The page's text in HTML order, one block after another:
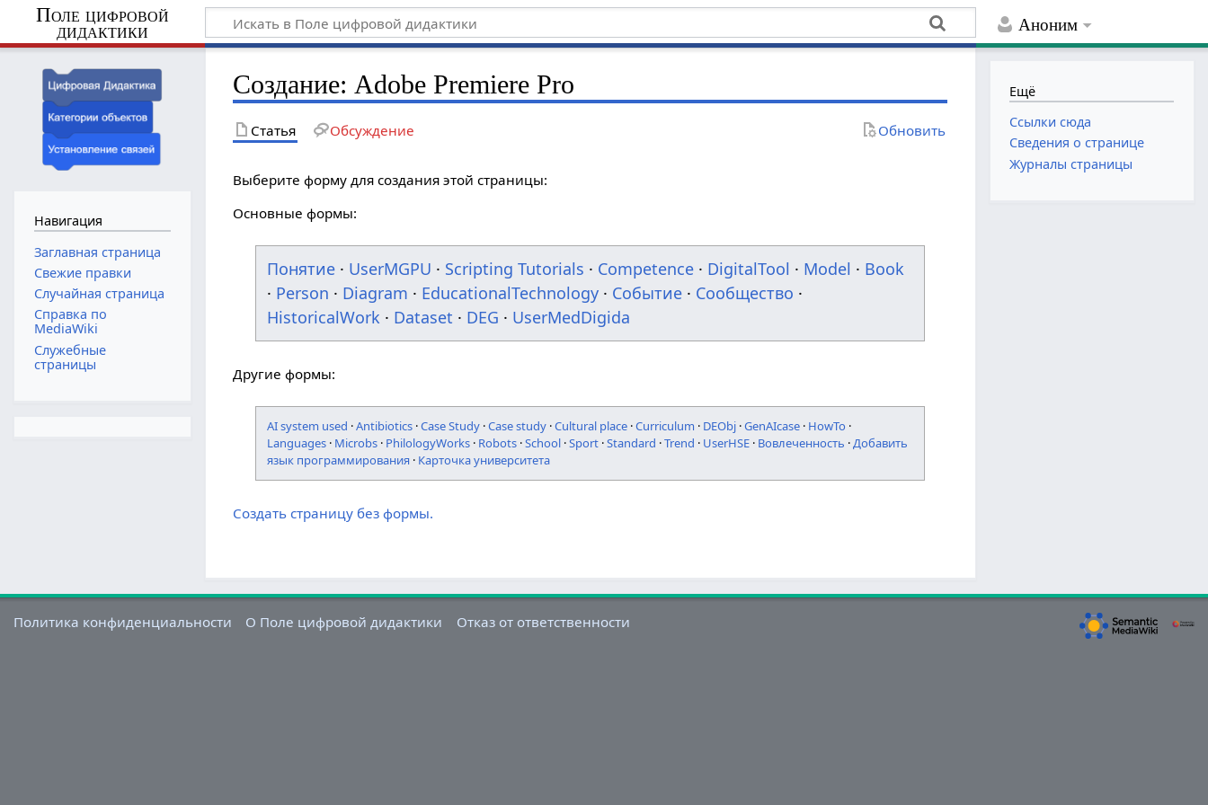
Аноним
Поле цифровой
дидактики
Создание: Adobe Premiere Pro
Статья Обсуждение Обновить
Выберите форму для создания этой страницы:
Основные формы:
Понятие · UserMGPU · Scripting Tutorials · Competence · DigitalTool · Model · Book
· Person · Diagram · EducationalTechnology · Событие · Сообщество ·
HistoricalWork · Dataset · DEG · UserMedDigida
Другие формы:
AI system used ·Antibiotics ·Case Study ·Case study ·Cultural place ·Curriculum · DEObj ·GenAIcase · HowTo ·
Languages · Microbs · PhilologyWorks · Robots ·School ·Sport ·Standard ·Trend · UserHSE · Вовлеченность ·Добавить
язык программирования · Карточка университета
Создать страницу без формы.
Навигация
Заглавная страница
Свежие правки
Случайная страница
Справка по
MediaWiki
Служебные
страницы
Ещё
Ссылки сюда
Сведения о странице
Журналы страницы
Политика конфиденциальности О Поле цифровой дидактики Отказ от ответственности